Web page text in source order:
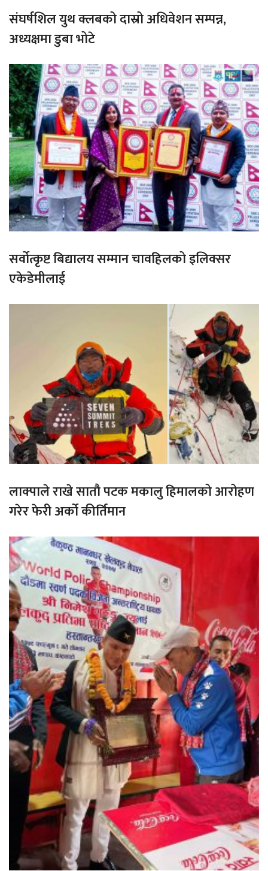
संघर्षशिल युथ क्लबको दास्रो अधिवेशन सम्पन्न,
अध्यक्षमा डुबा भोटे
सर्वोत्कृष्ट बिद्यालय सम्मान चावहिलको इलिक्सर
एकेडेमीलाई
लाक्पाले राखे सातौ पटक मकालु हिमालको आरोहण
गरेर फेरी अर्को कीर्तिमान